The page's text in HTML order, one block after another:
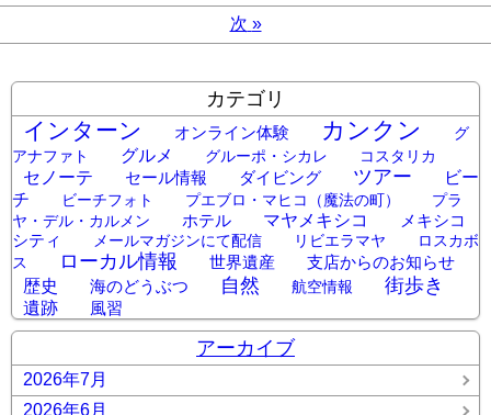
歩き
次 »
カテゴリ
インターン オンライン体験 カンクン
グ
アナファト
グルメ グルーポ・シカレ コスタリカ
セノーテ セール情報 ダイビング ツアー
ビー
チ
ビーチフォト プエブロ・マヒコ（魔法の町）
プラ
ヤ・デル・カルメン
ホテル マヤメキシコ
メキシコ
シティ
メールマガジンにて配信 リビエラマヤ
ロスカボ
ス
ローカル情報 世界遺産
支店からのお知らせ
歴史
海のどうぶつ 自然 航空情報 街歩き
遺跡 風習
アーカイブ
2026年7月
2026年6月